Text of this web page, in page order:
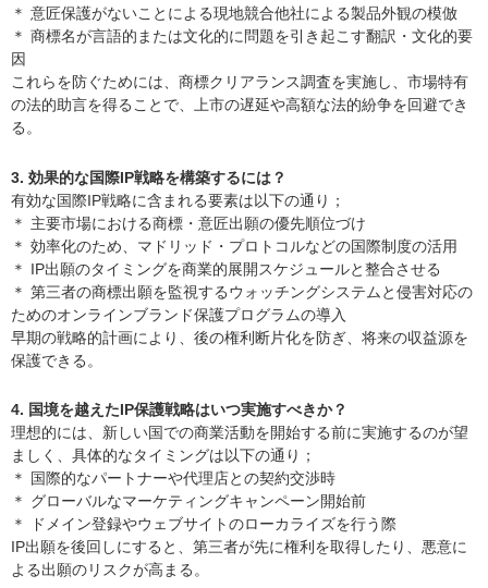
＊ 意匠保護がないことによる現地競合他社による製品外観の模倣
＊ 商標名が言語的または文化的に問題を引き起こす翻訳・文化的要
因
これらを防ぐためには、商標クリアランス調査を実施し、市場特有
の法的助言を得ることで、上市の遅延や高額な法的紛争を回避でき
る。
3. 効果的な国際IP戦略を構築するには？
有効な国際IP戦略に含まれる要素は以下の通り；
＊ 主要市場における商標・意匠出願の優先順位づけ
＊ 効率化のため、マドリッド・プロトコルなどの国際制度の活用
＊ IP出願のタイミングを商業的展開スケジュールと整合させる
＊ 第三者の商標出願を監視するウォッチングシステムと侵害対応の
ためのオンラインブランド保護プログラムの導入
早期の戦略的計画により、後の権利断片化を防ぎ、将来の収益源を
保護できる。
4. 国境を越えたIP保護戦略はいつ実施すべきか？
理想的には、新しい国での商業活動を開始する前に実施するのが望
ましく、具体的なタイミングは以下の通り；
＊ 国際的なパートナーや代理店との契約交渉時
＊ グローバルなマーケティングキャンペーン開始前
＊ ドメイン登録やウェブサイトのローカライズを行う際
IP出願を後回しにすると、第三者が先に権利を取得したり、悪意に
よる出願のリスクが高まる。